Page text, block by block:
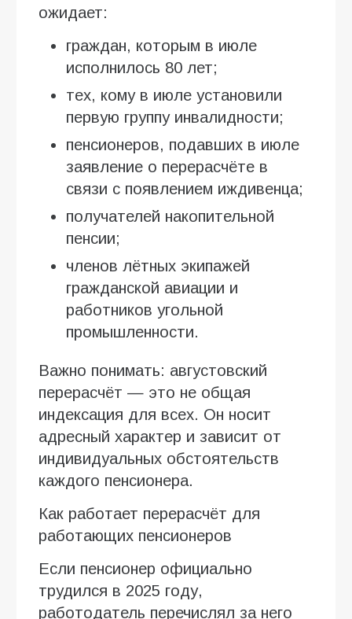
ожидает:
граждан, которым в июле
исполнилось 80 лет;
тех, кому в июле установили
первую группу инвалидности;
пенсионеров, подавших в июле
заявление о перерасчёте в
связи с появлением иждивенца;
получателей накопительной
пенсии;
членов лётных экипажей
гражданской авиации и
работников угольной
промышленности.
Важно понимать: августовский
перерасчёт — это не общая
индексация для всех. Он носит
адресный характер и зависит от
индивидуальных обстоятельств
каждого пенсионера.
Как работает перерасчёт для
работающих пенсионеров
Если пенсионер официально
трудился в 2025 году,
работодатель перечислял за него